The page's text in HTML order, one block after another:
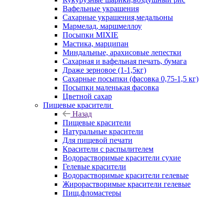
Вафельные украшения
Сахарные украшения,медальоны
Мармелад, маршмеллоу
Посыпки MIXIE
Мастика, марципан
Миндальные, арахисовые лепестки
Сахарная и вафельная печать, бумага
Драже зерновое (1-1,5кг)
Сахарные посыпки (фасовка 0,75-1,5 кг)
Посыпки маленькая фасовка
Цветной сахар
Пищевые красители
Назад
Пищевые красители
Натуральные красители
Для пищевой печати
Красители с распылителем
Водорастворимые красители сухие
Гелевые красители
Водорастворимые красители гелевые
Жирорастворимые красители гелевые
Пищ.фломастеры